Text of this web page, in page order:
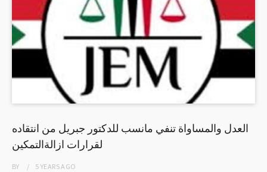
العدل والمساواة تنفي مانسب للدكتور جبريل من انتقاده
لقرارات ازالةالتمكين
BY 5 YEARSAGO